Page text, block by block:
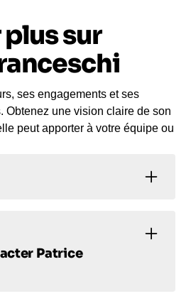
l’intervenant se
pour une prise de
engageante et sur-mesure
plus sur
ses engagements et ses
Obtenez une vision claire de son
peut apporter à votre équipe ou
et
Innovant
Patrice